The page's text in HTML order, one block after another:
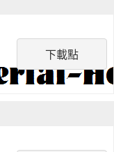
下載點